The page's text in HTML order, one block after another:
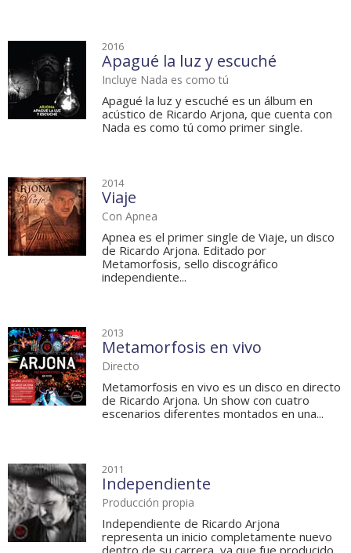
2016
Apagué la luz y escuché
Incluye Nada es como tú
Apagué la luz y escuché es un álbum en
acústico de Ricardo Arjona, que cuenta con
Nada es como tú como primer single.
2014
Viaje
Con Apnea
Apnea es el primer single de Viaje, un disco
de Ricardo Arjona. Editado por
Metamorfosis, sello discográfico
independiente...
2013
Metamorfosis en vivo
Directo
Metamorfosis en vivo es un disco en directo
de Ricardo Arjona. Un show con cuatro
escenarios diferentes montados en una...
2011
Independiente
Producción propia
Independiente de Ricardo Arjona
representa un inicio completamente nuevo